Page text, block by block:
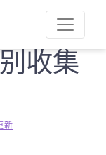
收集
新